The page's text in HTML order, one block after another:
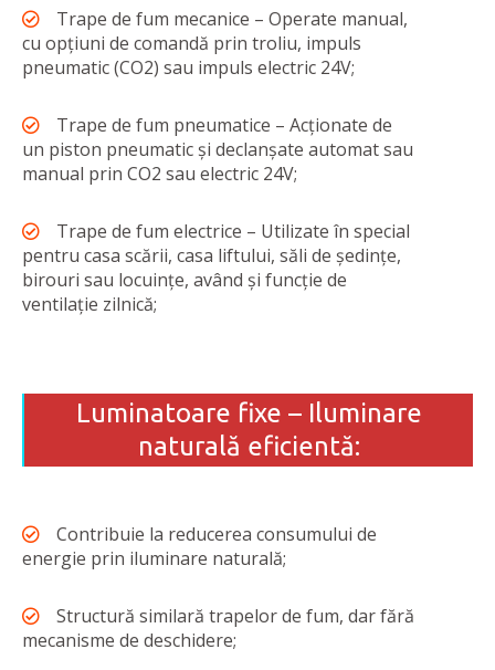
Trape de fum mecanice – Operate manual,
cu opțiuni de comandă prin troliu, impuls
pneumatic (CO2) sau impuls electric 24V;
Trape de fum pneumatice – Acționate de
un piston pneumatic și declanșate automat sau
manual prin CO2 sau electric 24V;
Trape de fum electrice – Utilizate în special
pentru casa scării, casa liftului, săli de ședințe,
birouri sau locuințe, având și funcție de
ventilație zilnică;
Luminatoare fixe – Iluminare
naturală eficientă:
Contribuie la reducerea consumului de
energie prin iluminare naturală;
Structură similară trapelor de fum, dar fără
mecanisme de deschidere;